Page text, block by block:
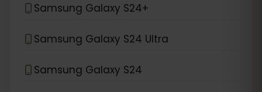
Samsung Galaxy S24+
Samsung Galaxy S24 Ultra
Samsung Galaxy S24